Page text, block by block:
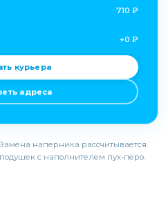
710 ₽
+0 ₽
курьера
адреса
наперника рассчитывается
с наполнителем пух-перо.